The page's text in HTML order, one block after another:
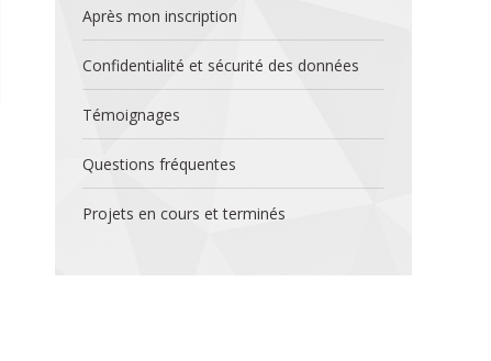
Après mon inscription
Confidentialité et sécurité des données
Témoignages
Questions fréquentes
Projets en cours et terminés